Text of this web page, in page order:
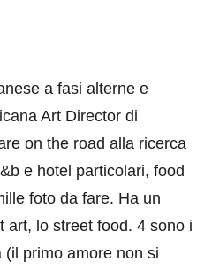
a fasi alterne e
Art Director di
on the road alla ricerca
e hotel particolari, food
foto da fare. Ha un
art, lo street food. 4 sono i
primo amore non si